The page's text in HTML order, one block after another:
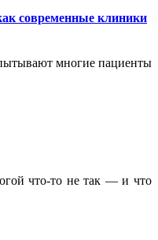
современные клиники
многие пациенты
что-то не так — и что